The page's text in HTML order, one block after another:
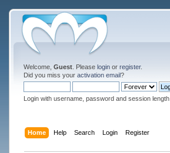
Welcome, Guest. Please loginor register.
Did you miss your activation email?
Login with username, password and session length
Home Help Search Login Register